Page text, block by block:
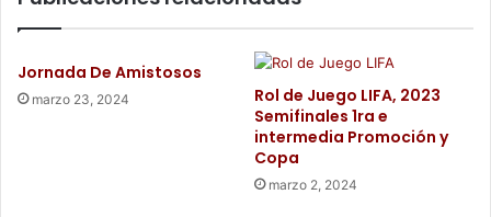
Jornada De Amistosos
marzo 23, 2024
Rol de Juego LIFA, 2023
Semifinales 1ra e
intermedia Promoción y
Copa
marzo 2, 2024